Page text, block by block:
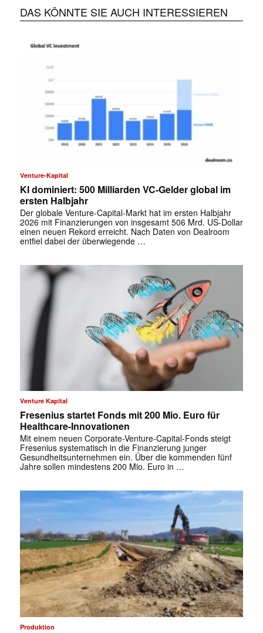
✕
DAS KÖNNTE SIE AUCH INTERESSIEREN
Venture-Kapital
KI dominiert: 500 Milliarden VC-Gelder global im
ersten Halbjahr
Der globale Venture-Capital-Markt hat im ersten Halbjahr
2026 mit Finanzierungen von insgesamt 506 Mrd. US-Dollar
einen neuen Rekord erreicht. Nach Daten von Dealroom
entfiel dabei der überwiegende …
Venture Kapital
Fresenius startet Fonds mit 200 Mio. Euro für
Healthcare-Innovationen
Mit einem neuen Corporate-Venture-Capital-Fonds steigt
Fresenius systematisch in die Finanzierung junger
Gesundheitsunternehmen ein. Über die kommenden fünf
Jahre sollen mindestens 200 Mio. Euro in …
Produktion